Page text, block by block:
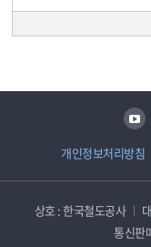
개인정보처리방침
유튜브
상호 : 한국철도공사
통신판